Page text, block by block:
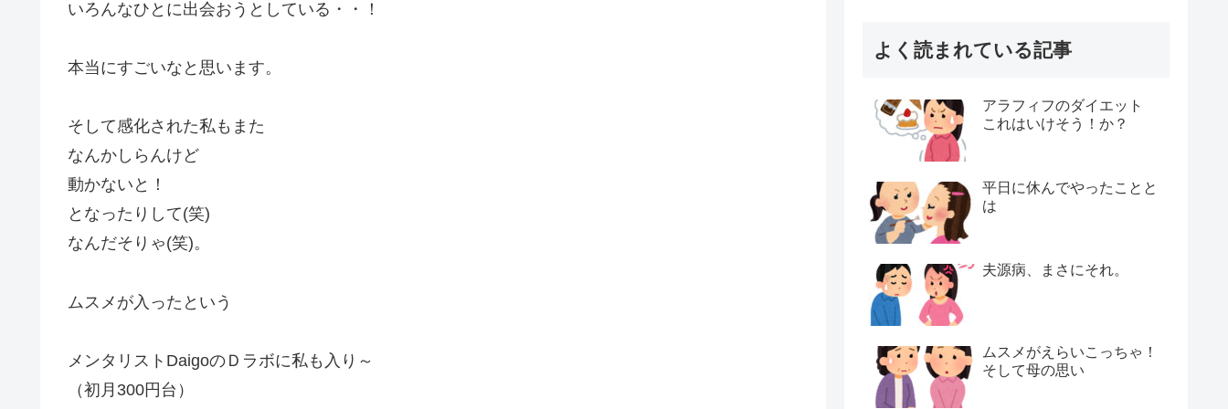
いろんなひとに出会おうとしている・・！
本当にすごいなと思います。
そして感化された私もまた
なんかしらんけど
動かないと！
となったりして(笑)
なんだそりゃ(笑)。
ムスメが入ったという
メンタリストDaigoのＤラボに私も入り～
（初月300円台）
よく読まれている記事
アラフィフのダイエット
これはいけそう！か？
平日に休んでやったことと
は
夫源病、まさにそれ。
ムスメがえらいこっちゃ！
そして母の思い